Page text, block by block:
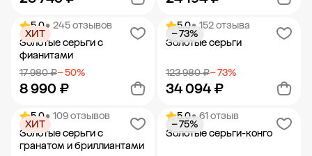
Добавить в корзину Добавить в корзину
5.0• 245 отзывов
Золотые серьги с
фианитами
17 980 ₽− 50%
8 990 ₽
ХИТ
Добавить в корзину
5.0• 152 отзыва
Золотые серьги
123 980 ₽− 73%
34 094 ₽
− 73%
Добавить в корзину
5.0• 109 отзывов
Золотые серьги с
гранатом и бриллиантами
ХИТ
5.0• 61 отзыв
Золотые серьги-конго
− 75%